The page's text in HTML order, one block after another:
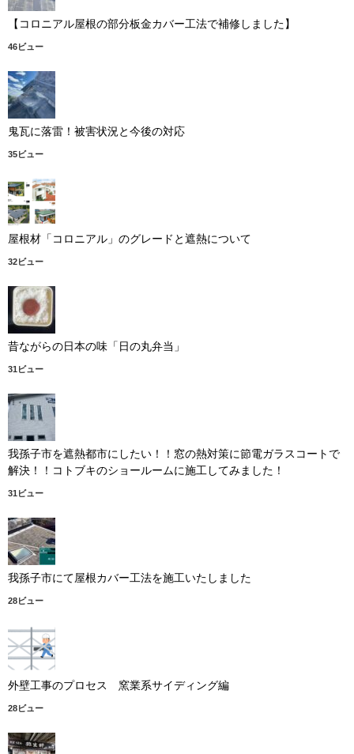
【コロニアル屋根の部分板金カバー工法で補修しました】
46ビュー
鬼瓦に落雷！被害状況と今後の対応
35ビュー
屋根材「コロニアル」のグレードと遮熱について
32ビュー
昔ながらの日本の味「日の丸弁当」
31ビュー
我孫子市を遮熱都市にしたい！！窓の熱対策に節電ガラスコートで
解決！！コトブキのショールームに施工してみました！
31ビュー
我孫子市にて屋根カバー工法を施工いたしました
28ビュー
外壁工事のプロセス 窯業系サイディング編
28ビュー